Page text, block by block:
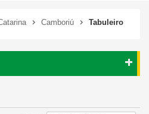
Camboriú Tabuleiro